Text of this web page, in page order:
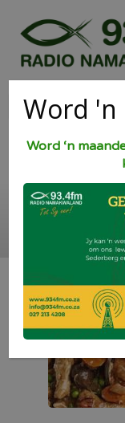
Word
Word ‘n